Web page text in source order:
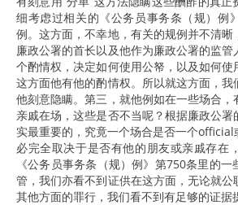
细考虑过相关的《公务员事务条（规）例
例。这方面，不幸地，有关的规例并不清晰
廉政公署的首长以及他作为廉政公署的监
个酌情权，决定如何使用公帑，以及如何使
这方面他有他的酌情权。所以就这方面，我
他刻意隐瞒。第三，就他例如在一些场合，
亲戚在场，这些是否不当呢？根据廉政公
实最重要的，究竟一个场合是否一个
必完全取决于是否有他的朋友或亲戚存在
《公务员事务条（规）例》第750条里的
管，我们亦看不到证供在这方面，无论就
其他方面的罪行，我们看不到有足够的证据